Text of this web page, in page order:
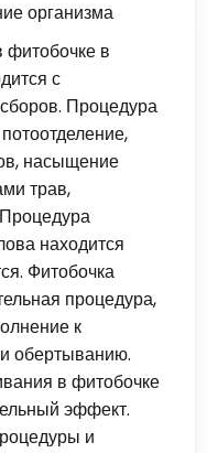
организма
в
с
Процедура
насыщение
трав,
находится
Фитобочка
процедура,
к
обертыванию.
в фитобочке
эффект.
и